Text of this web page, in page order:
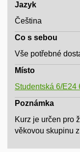
Jazyk
Čeština
Co s sebou
Vše potřebné
Místo
Studentská 6/E24
Poznámka
Kurz je určen pro
věkovou skupinu